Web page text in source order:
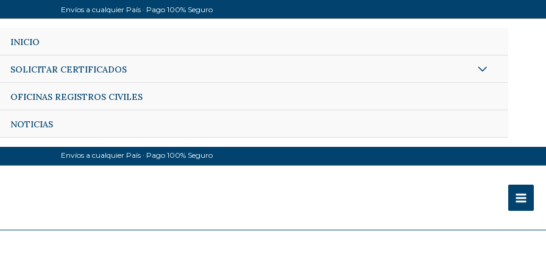
Envíos a cualquier País · Pago 100% Seguro
INICIO
SOLICITAR CERTIFICADOS
OFICINAS REGISTROS CIVILES
NOTICIAS
Envíos a cualquier País · Pago 100% Seguro